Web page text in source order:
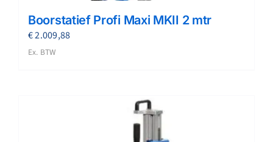
Boorstatief Profi Maxi MKII 2 mtr
€2.009,88
Ex. BTW